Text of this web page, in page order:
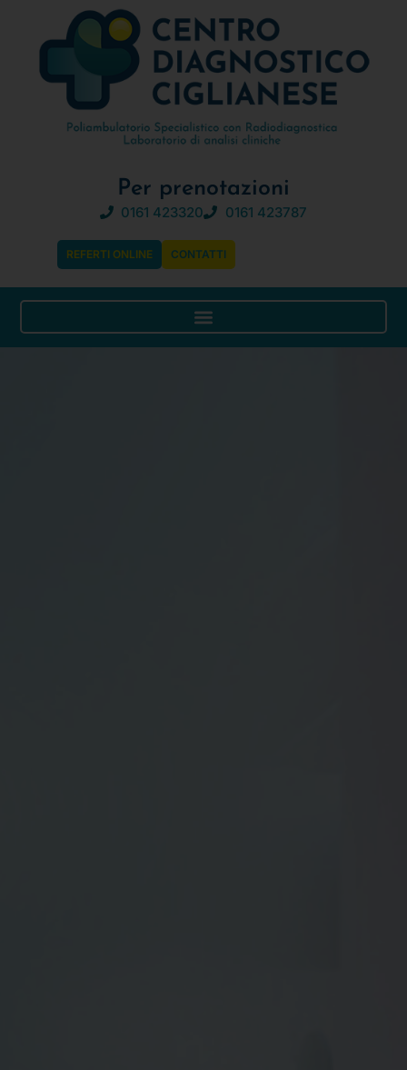
Per prenotazioni
0161 423320 0161 423787
REFERTI ONLINE CONTATTI